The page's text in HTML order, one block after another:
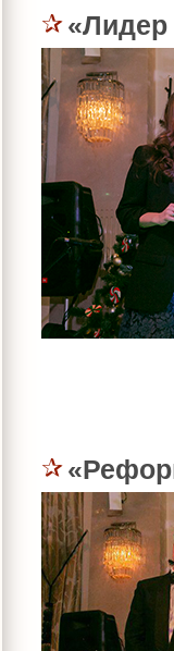
«Лидер